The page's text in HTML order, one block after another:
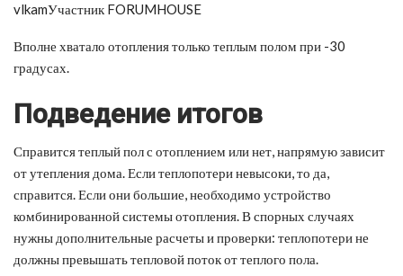
vlkamУчастник FORUMHOUSE
Вполне хватало отопления только теплым полом при -30
градусах.
Подведение итогов
Справится теплый пол с отоплением или нет, напрямую зависит
от утепления дома. Если теплопотери невысоки, то да,
справится. Если они большие, необходимо устройство
комбинированной системы отопления. В спорных случаях
нужны дополнительные расчеты и проверки: теплопотери не
должны превышать тепловой поток от теплого пола.